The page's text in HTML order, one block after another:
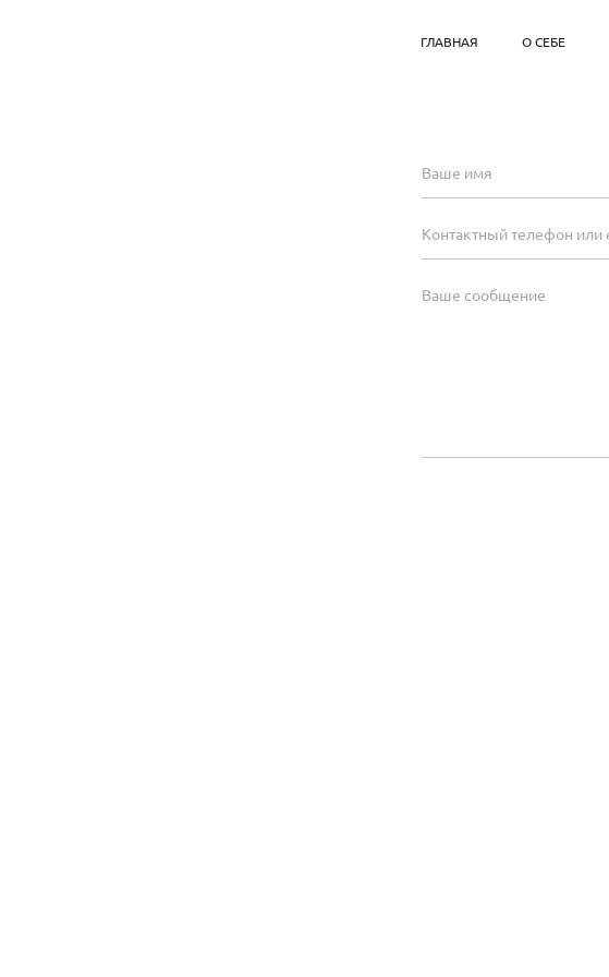
ГЛАВНАЯ О СЕБЕ